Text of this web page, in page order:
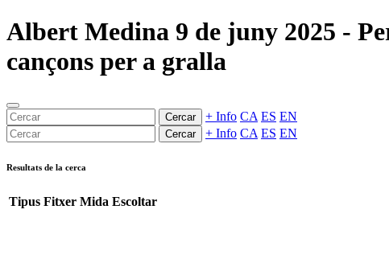
Albert Medina 9 de juny 2025 -
cançons per a gralla
Cercar + Info CA ES EN
Cercar + Info CA ES EN
Resultats de la cerca
Tipus Fitxer Mida Escoltar